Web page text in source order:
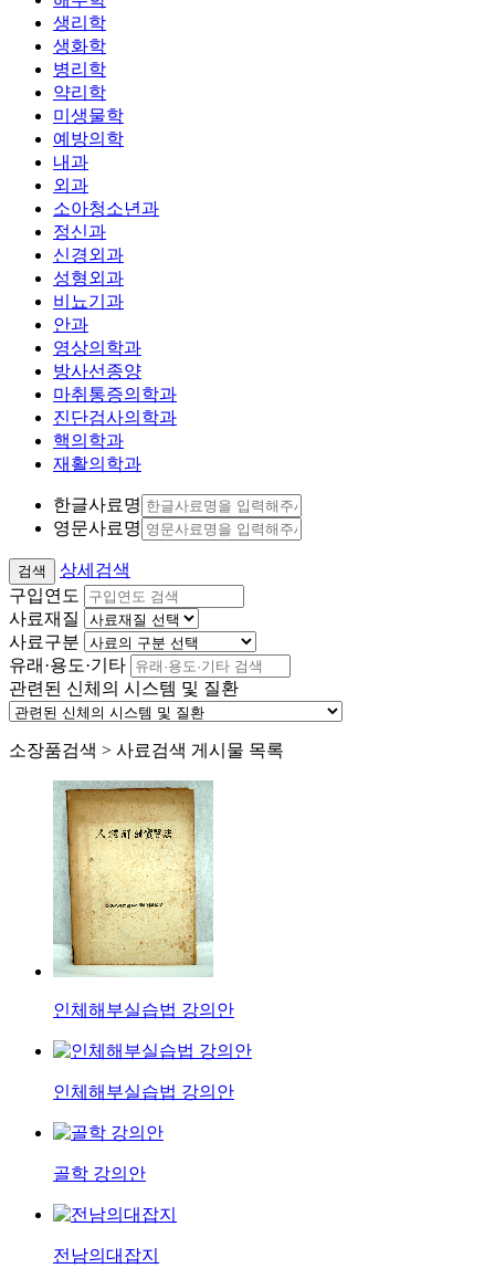
생리학
생화학
병리학
약리학
미생물학
예방의학
내과
외과
소아청소년과
정신과
신경외과
성형외과
비뇨기과
안과
영상의학과
방사선종양
마취통증의학과
진단검사의학과
핵의학과
재활의학과
한글사료명
영문사료명
상세검색
구입연도
사료재질
사료구분
유래·용도·기타
관련된 신체의 시스템 및 질환
소장품검색 > 사료검색 게시물 목록
인체해부실습법 강의안
인체해부실습법 강의안
골학 강의안
전남의대잡지